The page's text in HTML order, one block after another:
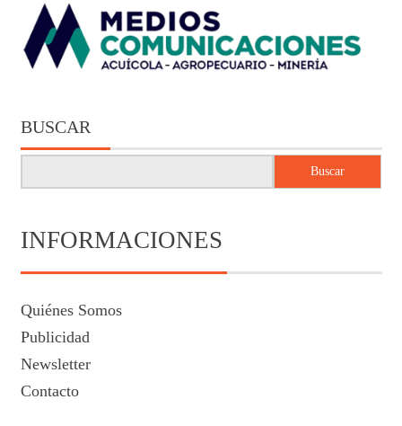
BUSCAR
Buscar
INFORMACIONES
Quiénes Somos
Publicidad
Newsletter
Contacto